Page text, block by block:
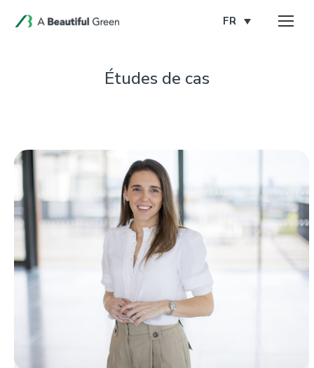
FR
Études de cas